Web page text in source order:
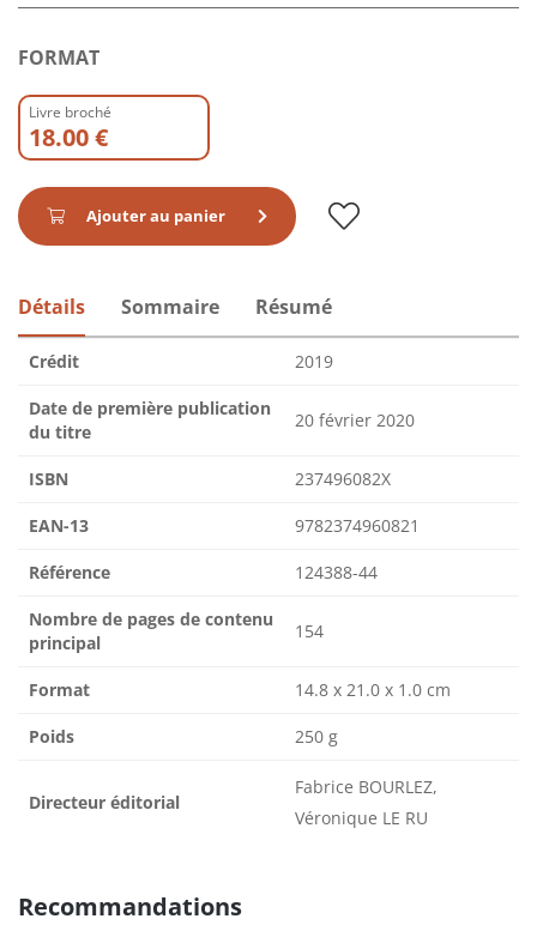
FORMAT
Livre broché
18.00 €
Ajouter au panier
Détails Sommaire Résumé
Crédit 2019
Date de première publication
du titre
20 février 2020
ISBN 237496082X
EAN-13 9782374960821
Référence 124388-44
Nombre de pages de contenu
principal
154
Format 14.8 x 21.0 x 1.0 cm
Poids 250 g
Directeur éditorial
Fabrice BOURLEZ,
Véronique LE RU
Recommandations